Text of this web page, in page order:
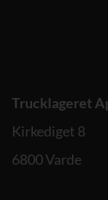
Trucklageret
Kirkediget 8
6800 Varde